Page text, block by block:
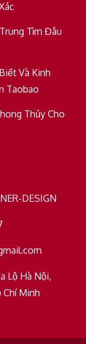
Tìm Đâu
Và Kinh
Taobao
Thủy Cho
DESIGN
Lộ Hà Nội,
Chí Minh